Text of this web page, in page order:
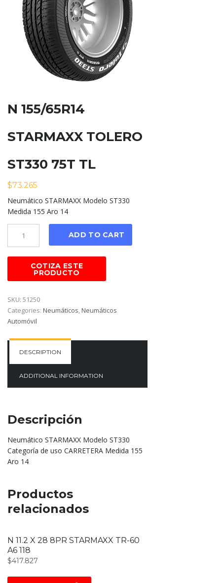
N 155/65R14
STARMAXX TOLERO
ST330 75T TL
$73.265
Neumático STARMAXX Modelo ST330
Medida 155 Aro 14
ADD TO CART
SKU: 51250
Categories: Neumáticos,Neumáticos
Automóvil
DESCRIPTION
ADDITIONAL INFORMATION
Descripción
Neumático STARMAXX Modelo ST330
Categoría de uso CARRETERA Medida 155
Aro 14
Productos
relacionados
N 11.2 X 28 8PR STARMAXX TR-60
A6 118
$417.827